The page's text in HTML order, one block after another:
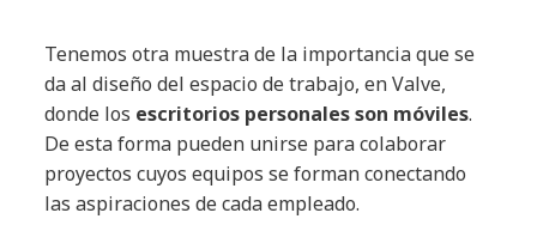
Tenemos otra muestra de la importancia que se
da al diseño del espacio de trabajo, en Valve,
donde los escritorios personales son móviles.
De esta forma pueden unirse para colaborar
proyectos cuyos equipos se forman conectando
las aspiraciones de cada empleado.